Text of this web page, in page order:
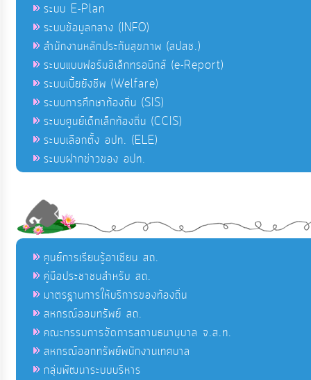
ระบบ E-Plan
ระบบข้อมูลกลาง (INFO)
สำนักงานหลักประกันสุขภาพ (สปสช.)
ระบบแบบฟอร์มอิเล็กทรอนิกส์ (e-Report)
ระบบเบี้ยยังชีพ (Welfare)
ระบบการศึกษาท้องถิ่น (SIS)
ระบบศูนย์เด็กเล็กท้องถิ่น (CCIS)
ระบบเลือกตั้ง อปท. (ELE)
ระบบฝากข่าวของ อปท.
ศูนย์การเรียนรู้อาเซียน สถ.
คู่มือประชาชนสำหรับ สถ.
มาตรฐานการให้บริการของท้องถิ่น
สหกรณ์ออมทรัพย์ สถ.
คณะกรรมการจัดการสถานธนานุบาล จ.ส.ท.
สหกรณ์ออกทรัพย์พนักงานเทศบาล
กลุ่มพัฒนาระบบบริหาร